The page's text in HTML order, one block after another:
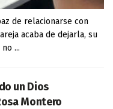
de relacionarse con
acaba de dejarla, su
...
un Dios
Montero